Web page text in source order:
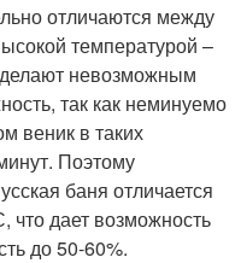
отличаются между
температурой –
невозможным
так как неминуемо
веник в таких
Поэтому
баня отличается
что дает возможность
до 50-60%.